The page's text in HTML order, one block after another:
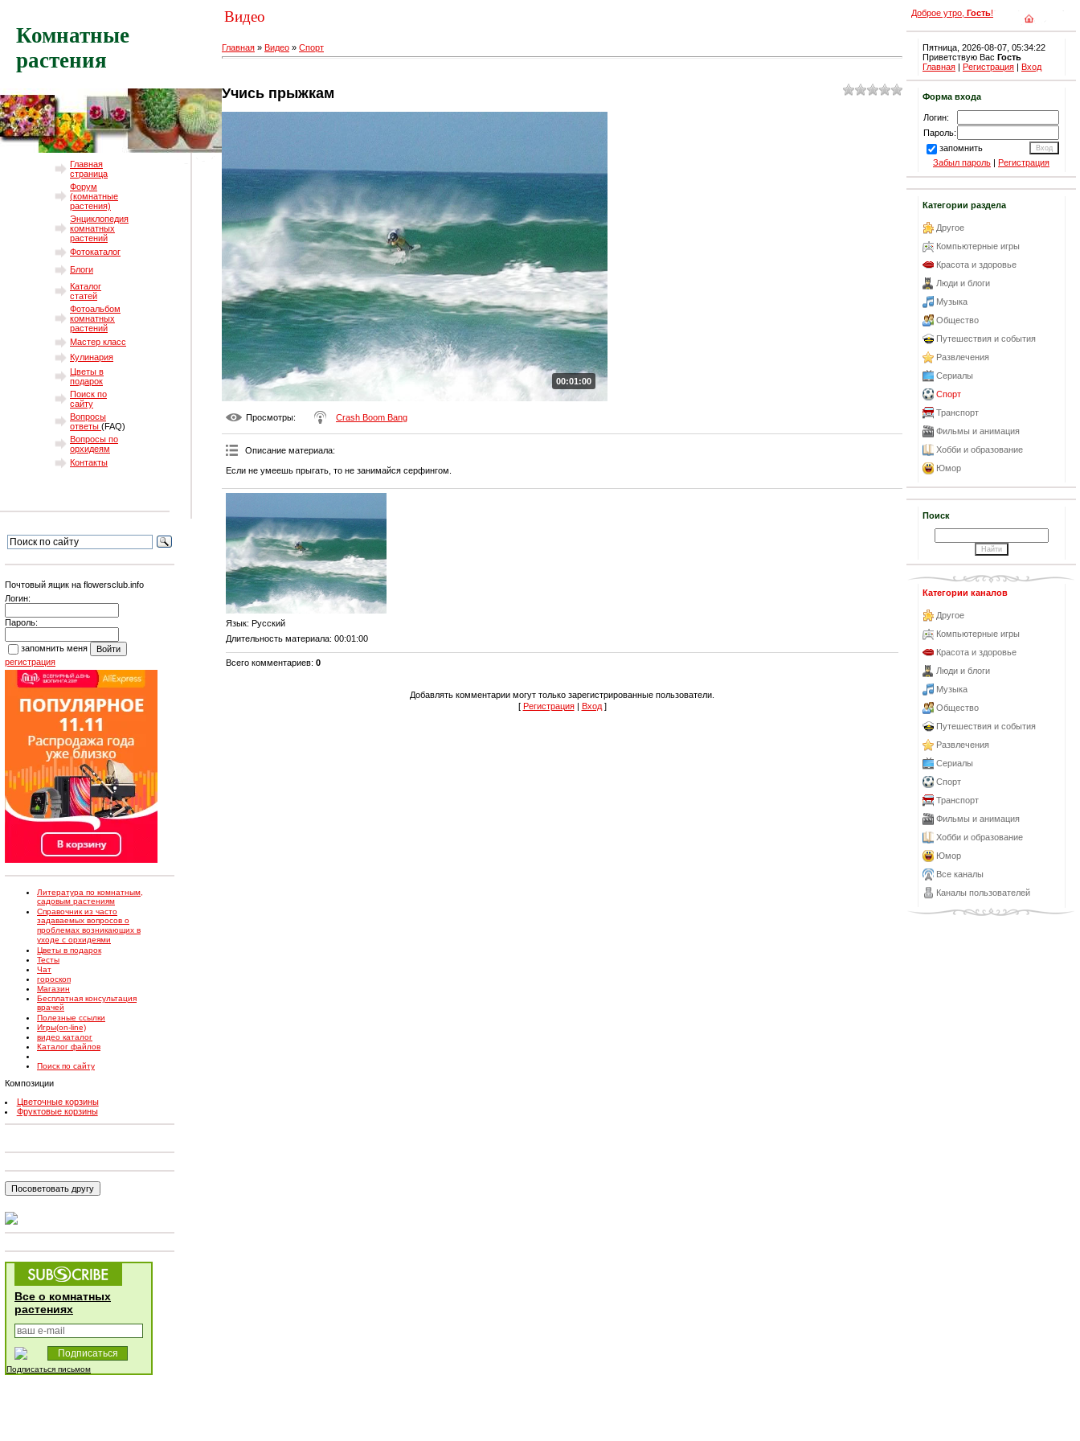
Комнатные
растения
Главная
страница
Форум
(комнатные
растения)
Энциклопедия
комнатных
растений
Фотокаталог
Блоги
Каталог
статей
Фотоальбом
комнатных
растений
Мастер класс
Кулинария
Цветы в
подарок
Поиск по
сайту
Вопросы
ответы (FAQ)
Вопросы по
орхидеям
Контакты
Почтовый ящик на flowersclub.info
Логин:
Пароль:
запомнить меня
регистрация
Литература по комнатным,
садовым растениям
Справочник из часто
задаваемых вопросов о
проблемах возникающих в
уходе с орхидеями
Цветы в подарок
Тесты
Чат
гороскоп
Магазин
Бесплатная консультация
врачей
Полезные ссылки
Игры(on-line)
видео каталог
Каталог файлов
Поиск по сайту
Композиции
Цветочные корзины
Фруктовые корзины
Все о комнатных
растениях
Подписаться письмом
Видео Доброе утро, Гость!
Главная » Видео » Спорт
Учись прыжкам
00:01:00
Просмотры: Crash Boom Bang
Описание материала:
Если не умеешь прыгать, то не занимайся серфингом.
Язык: Русский
Длительность материала: 00:01:00
Всего комментариев: 0
Добавлять комментарии могут только зарегистрированные пользователи.
[ Регистрация| Вход]
Пятница, 2026-08-07, 05:34:22
Приветствую Вас Гость
Главная | Регистрация | Вход
Форма входа
Логин:
Пароль:
запомнить
Забыл пароль | Регистрация
Категории раздела
Другое
Компьютерные игры
Красота и здоровье
Люди и блоги
Музыка
Общество
Путешествия и события
Развлечения
Сериалы
Спорт
Транспорт
Фильмы и анимация
Хобби и образование
Юмор
Поиск
Категории каналов
Другое
Компьютерные игры
Красота и здоровье
Люди и блоги
Музыка
Общество
Путешествия и события
Развлечения
Сериалы
Спорт
Транспорт
Фильмы и анимация
Хобби и образование
Юмор
Все каналы
Каналы пользователей